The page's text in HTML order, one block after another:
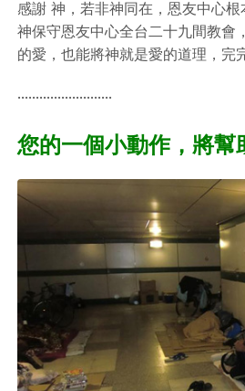
感謝 神，若非神同在，恩友中心
神保守恩友中心全台二十九間教會
的愛，也能將神就是愛的道理，完
..........................
您的一個小動作，將幫